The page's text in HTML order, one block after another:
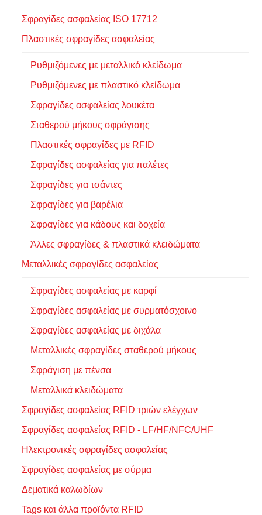
Σφραγίδες ασφαλείας ISO 17712
Πλαστικές σφραγίδες ασφαλείας
Ρυθμιζόμενες με μεταλλικό κλείδωμα
Ρυθμιζόμενες με πλαστικό κλείδωμα
Σφραγίδες ασφαλείας λουκέτα
Σταθερού μήκους σφράγισης
Πλαστικές σφραγίδες με RFID
Σφραγίδες ασφαλείας για παλέτες
Σφραγίδες για τσάντες
Σφραγίδες για βαρέλια
Σφραγίδες για κάδους και δοχεία
Άλλες σφραγίδες & πλαστικά κλειδώματα
Μεταλλικές σφραγίδες ασφαλείας
Σφραγίδες ασφαλείας με καρφί
Σφραγίδες ασφαλείας με συρματόσχοινο
Σφραγίδες ασφαλείας με διχάλα
Μεταλλικές σφραγίδες σταθερού μήκους
Σφράγιση με πένσα
Μεταλλικά κλειδώματα
Σφραγίδες ασφαλείας RFID τριών ελέγχων
Σφραγίδες ασφαλείας RFID - LF/HF/NFC/UHF
Ηλεκτρονικές σφραγίδες ασφαλείας
Σφραγίδες ασφαλείας με σύρμα
Δεματικά καλωδίων
Tags και άλλα προϊόντα RFID